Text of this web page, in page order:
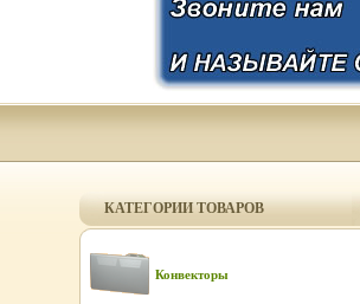
КАТЕГОРИИ ТОВАРОВ
Конвекторы